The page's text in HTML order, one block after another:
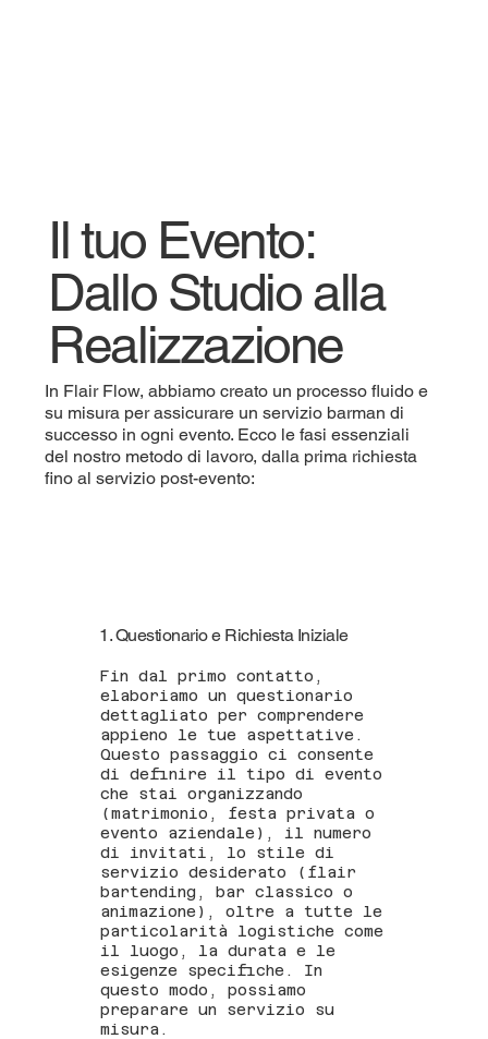
Il tuo Evento:
Dallo Studio alla
Realizzazione
In Flair Flow, abbiamo creato un processo fluido e
su misura per assicurare un servizio barman di
successo in ogni evento. Ecco le fasi essenziali
del nostro metodo di lavoro, dalla prima richiesta
fino al servizio post-evento:
1. Questionario e Richiesta Iniziale
Fin dal primo contatto,
elaboriamo un questionario
dettagliato per comprendere
appieno le tue aspettative.
Questo passaggio ci consente
di definire il tipo di evento
che stai organizzando
(matrimonio, festa privata o
evento aziendale), il numero
di invitati, lo stile di
servizio desiderato (flair
bartending, bar classico o
animazione), oltre a tutte le
particolarità logistiche come
il luogo, la durata e le
esigenze specifiche. In
questo modo, possiamo
preparare un servizio su
misura.